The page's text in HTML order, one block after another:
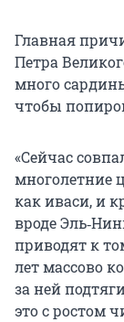
Главная
Петра
много
чтобы
«Сейчас
многолетние
как иваси, и
вроде
приводят к
лет массово
за ней
это с ростом